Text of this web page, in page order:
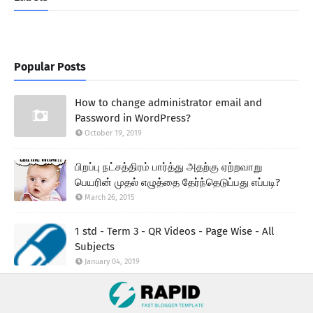
Popular Posts
How to change administrator email and
Password in WordPress?
October 19, 2019
பிறப்பு நட்சத்திரம் பார்த்து அதற்கு ஏற்றவாறு
பெயரின் முதல் எழுத்தை தேர்ந்தெடுப்பது எப்படி?
March 26, 2015
1 std - Term 3 - QR Videos - Page Wise - All
Subjects
January 04, 2019